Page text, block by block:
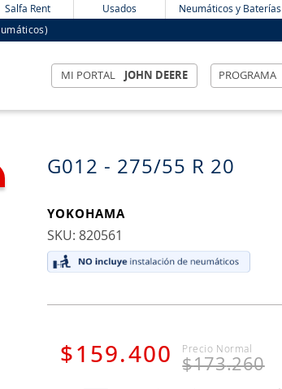
Salfa Rent Usados Neumáticos y Baterías
MI PORTAL JOHN DEERE PROGRAMA
G012 - 275/55 R 20
YOKOHAMA
:820561
$ 159.400 $173.260